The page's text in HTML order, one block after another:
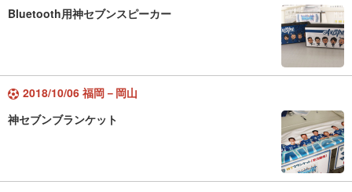
Bluetooth用神セブンスピーカー
2018/10/06 福岡－岡山
神セブンブランケット